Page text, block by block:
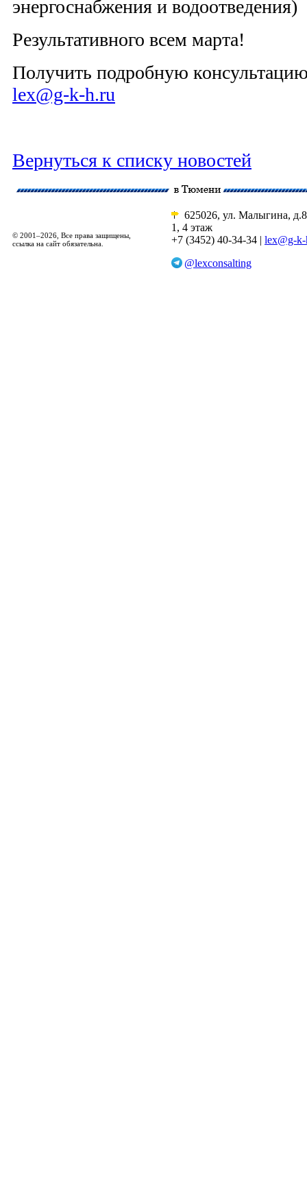
энергоснабжения и водоотведения)
Результативного всем марта!
Получить подробную
lex@g-k-h.ru
Вернуться к списку новостей
© 2001–2026, Все права защищены,
ссылка на сайт обязательна.
625026, ул. Малыгина,
1, 4 этаж
+7 (3452) 40-34-34 | lex@g-
@lexconsalting